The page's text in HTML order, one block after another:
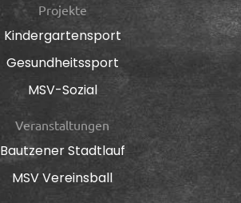
Projekte
Kindergartensport
Gesundheitssport
MSV-Sozial
Veranstaltungen
Bautzener Stadtlauf
MSV Vereinsball